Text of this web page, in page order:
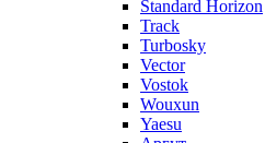
Standard Horizon
Track
Turbosky
Vector
Vostok
Wouxun
Yaesu